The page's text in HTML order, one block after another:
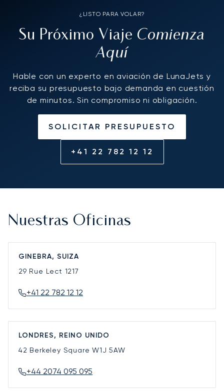
¿LISTO PARA VOLAR?
Su Próximo Viaje Comienza
Aquí
Hable con un experto en aviación de LunaJets y
reciba su presupuesto bajo demanda en cuestión
de minutos. Sin compromiso ni obligación.
SOLICITAR PRESUPUESTO
+41 22 782 12 12
Nuestras Oficinas
GINEBRA, SUIZA
29 Rue Lect 1217
+41 22 782 12 12
LONDRES, REINO UNIDO
42 Berkeley SquareW1J 5AW
+44 2074 095 095